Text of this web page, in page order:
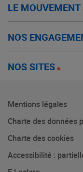
LE MOUVEMENT
NOS
NOS SITES
Mentions légales
Charte des données
Charte des cookies
Accessibilité :